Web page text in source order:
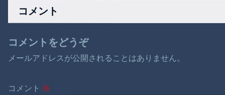
コメント
コメントをどうぞ
メールアドレスが公開されることはありません。
コメント ※